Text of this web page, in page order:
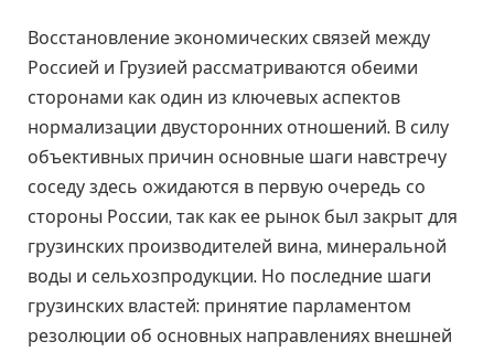
Восстановление экономических связей между
Россией и Грузией рассматриваются обеими
сторонами как один из ключевых аспектов
нормализации двусторонних отношений. В силу
объективных причин основные шаги навстречу
соседу здесь ожидаются в первую очередь со
стороны России, так как ее рынок был закрыт для
грузинских производителей вина, минеральной
воды и сельхозпродукции. Но последние шаги
грузинских властей: принятие парламентом
резолюции об основных направлениях внешней